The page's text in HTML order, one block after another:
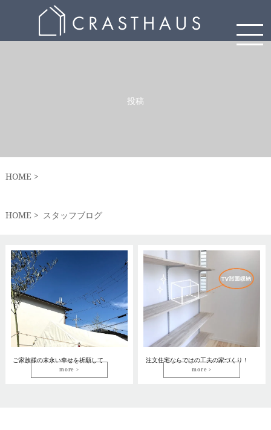
投稿
HOME
HOME スタッフブログ
ご家族様の末永い幸せを祈願して
more
注文住宅ならではの工夫の家づくり！
more